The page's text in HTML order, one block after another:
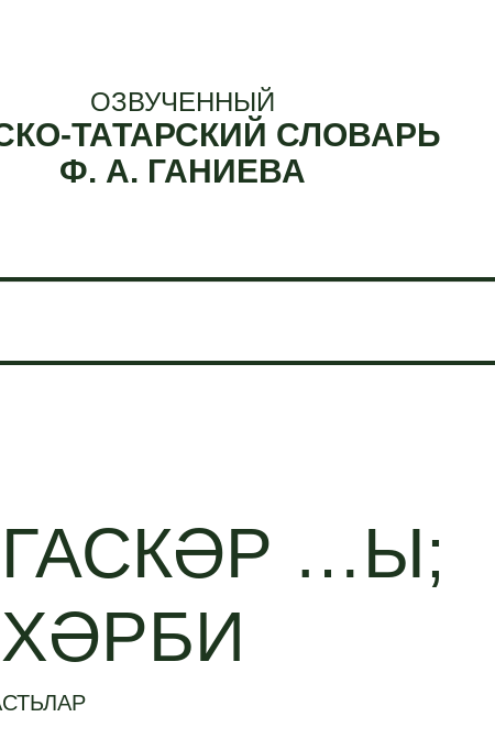
ОЗВУЧЕННЫЙ
ТАТАРСКИЙ СЛОВАРЬ
Ф. А. ГАНИЕВА
…Ы;